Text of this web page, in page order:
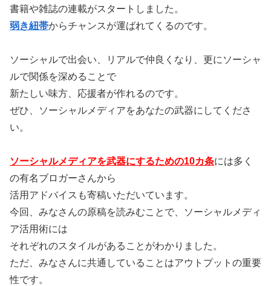
書籍や雑誌の連載がスタートしました。
弱き紐帯からチャンスが運ばれてくるのです。
ソーシャルで出会い、リアルで仲良くなり、更にソーシャ
ルで関係を深めることで
新たしい味方、応援者が作れるのです。
ぜひ、ソーシャルメディアをあなたの武器にしてくださ
い。
ソーシャルメディアを武器にするための10カ条には多く
の有名ブロガーさんから
活用アドバイスも寄稿いただいています。
今回、みなさんの原稿を読みむことで、ソーシャルメディ
ア活用術には
それぞれのスタイルがあることがわかりました。
ただ、みなさんに共通していることはアウトプットの重要
性です。